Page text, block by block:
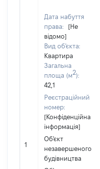
1
Дата набуття
права:
[Не
відомо]
Вид об'єкта:
Квартира
Загальна
площа (м2):
42,1
Реєстраційний
номер:
[Конфіденційна
інформація]
Об'єкт
незавершеного
будівництва